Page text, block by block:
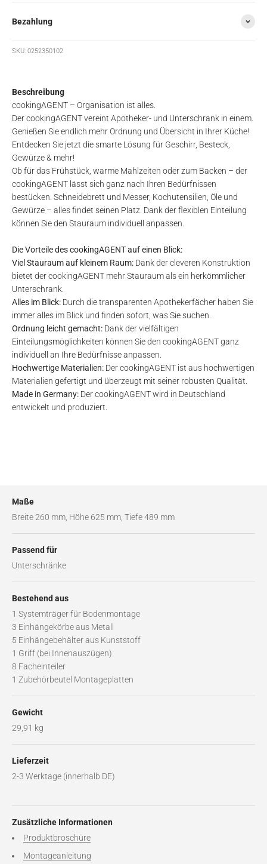
Bezahlung
SKU: 0252350102
Beschreibung
cookingAGENT – Organisation ist alles.
Der cookingAGENT vereint Apotheker- und Unterschrank in einem.
Genießen Sie endlich mehr Ordnung und Übersicht in Ihrer Küche!
Entdecken Sie jetzt die smarte Lösung für Geschirr, Besteck,
Gewürze & mehr!
Ob für das Frühstück, warme Mahlzeiten oder zum Backen – der
cookingAGENT lässt sich ganz nach Ihren Bedürfnissen
bestücken. Schneidebrett und Messer, Kochutensilien, Öle und
Gewürze – alles findet seinen Platz. Dank der flexiblen Einteilung
können Sie den Stauraum individuell anpassen.
Die Vorteile des cookingAGENT auf einen Blick:
Viel Stauraum auf kleinem Raum: Dank der cleveren Konstruktion
bietet der cookingAGENT mehr Stauraum als ein herkömmlicher
Unterschrank.
Alles im Blick: Durch die transparenten Apothekerfächer haben Sie
immer alles im Blick und finden sofort, was Sie suchen.
Ordnung leicht gemacht: Dank der vielfältigen
Einteilungsmöglichkeiten können Sie den cookingAGENT ganz
individuell an Ihre Bedürfnisse anpassen.
Hochwertige Materialien: Der cookingAGENT ist aus hochwertigen
Materialien gefertigt und überzeugt mit seiner robusten Qualität.
Made in Germany: Der cookingAGENT wird in Deutschland
entwickelt und produziert.
Maße
Breite 260 mm, Höhe 625 mm, Tiefe 489 mm
Passend für
Unterschränke
Bestehend aus
1 Systemträger für Bodenmontage
3 Einhängekörbe aus Metall
5 Einhängebehälter aus Kunststoff
1 Griff (bei Innenauszügen)
8 Facheinteiler
1 Zubehörbeutel Montageplatten
Gewicht
29,91 kg
Lieferzeit
2-3 Werktage (innerhalb DE)
Zusätzliche Informationen
Produktbroschüre
Montageanleitung